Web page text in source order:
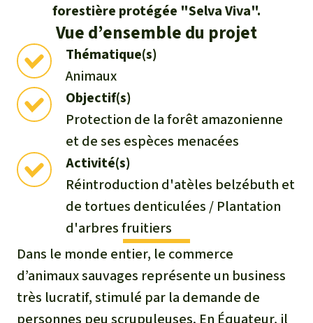
L’aluminium
L'élevage industriel
L'accaparement des terres
Le braconnage
Les barrages
Le ciment et le béton
Les routes
Médias
Communiqués
Indonesia
forestière protégée "Selva Viva".
Vue d’ensemble du projet
Thématique(s)
Animaux
Objectif(s)
Protection de la forêt amazonienne
et de ses espèces menacées
Activité(s)
Réintroduction d'atèles belzébuth et
de tortues denticulées / Plantation
d'arbres fruitiers
Dans le monde entier, le commerce
d’animaux sauvages représente un business
très lucratif, stimulé par la demande de